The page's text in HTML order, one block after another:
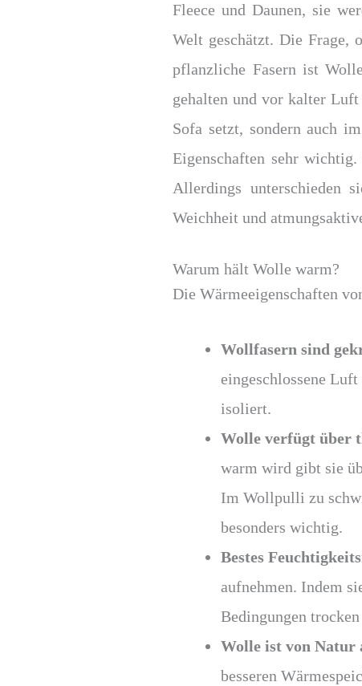
Fleece und Daunen, sie
Welt geschätzt. Die Frage,
pflanzliche Fasern ist
gehalten und vor kalter
Sofa setzt, sondern auch
Eigenschaften sehr
Allerdings unterschieden
Weichheit und
Warum hält Wolle warm?
Die Wärmeeigenschaften
Wollfasern sind
eingeschlossene
isoliert.
Wolle verfügt über
warm wird gibt sie
Im Wollpulli zu
besonders wichtig.
Bestes
aufnehmen. Indem
Bedingungen
Wolle ist von Natur
besseren